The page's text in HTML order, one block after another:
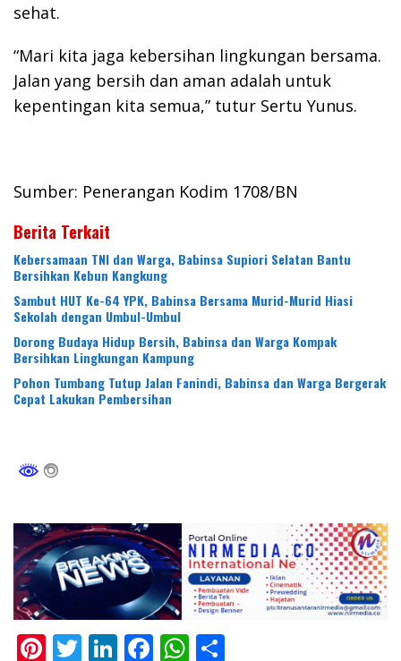
sehat.
“Mari kita jaga kebersihan lingkungan bersama.
Jalan yang bersih dan aman adalah untuk
kepentingan kita semua,” tutur Sertu Yunus.
Sumber: Penerangan Kodim 1708/BN
Berita Terkait
Kebersamaan TNI dan Warga, Babinsa Supiori Selatan Bantu
Bersihkan Kebun Kangkung
Sambut HUT Ke-64 YPK, Babinsa Bersama Murid-Murid Hiasi
Sekolah dengan Umbul-Umbul
Dorong Budaya Hidup Bersih, Babinsa dan Warga Kompak
Bersihkan Lingkungan Kampung
Pohon Tumbang Tutup Jalan Fanindi, Babinsa dan Warga Bergerak
Cepat Lakukan Pembersihan
Pi T Li F W